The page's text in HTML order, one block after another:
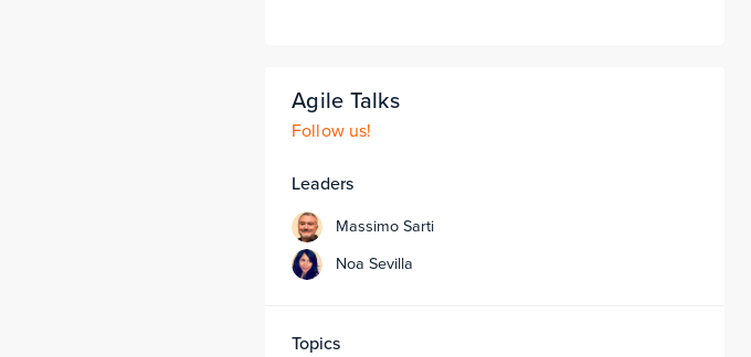
Agile Talks
Follow us!
Leaders
Massimo Sarti
Noa Sevilla
Topics